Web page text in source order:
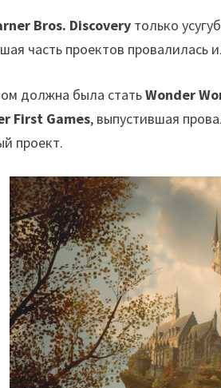
Bros. Discovery только
часть проектов провалилась
должна была статьWonder
First Games, выпустившая
проект.